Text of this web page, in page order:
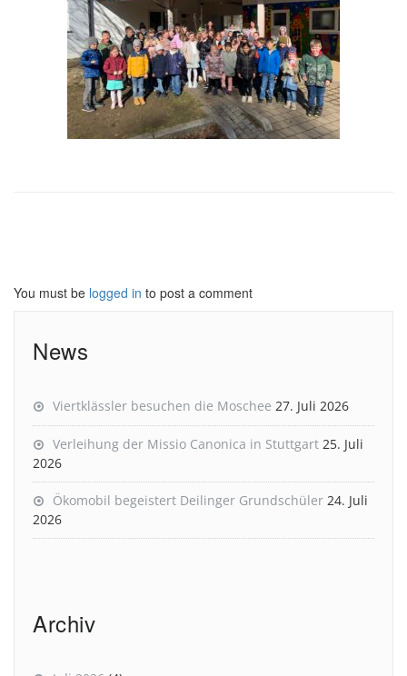
You must be logged in to post a comment
News
Viertklässler besuchen die Moschee 27. Juli 2026
Verleihung der Missio Canonica in Stuttgart 25. Juli
2026
Ökomobil begeistert Deilinger Grundschüler 24. Juli
2026
Archiv